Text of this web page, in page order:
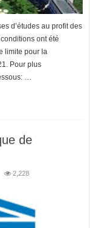
d’études au profit des
ont été
limite pour la
Pour plus
…
de
2,228